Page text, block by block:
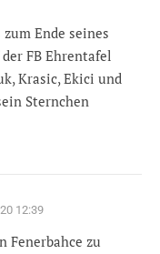
Ende seines
FB Ehrentafel
Krasic, Ekici und
Sternchen
12:39
Fenerbahce zu